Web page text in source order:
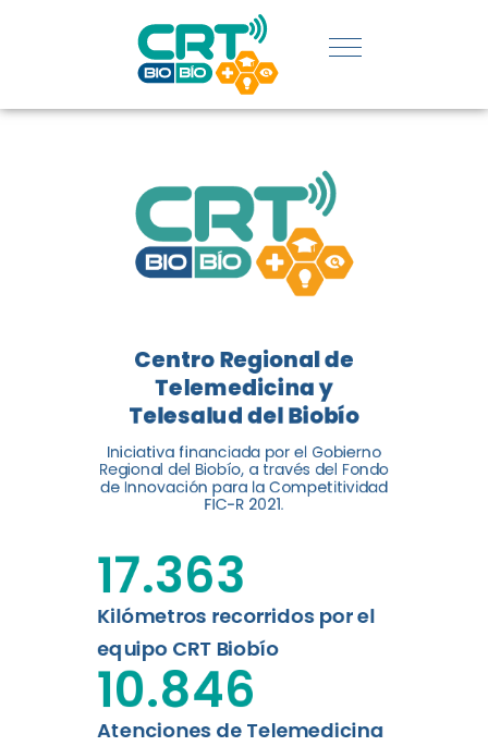
REGIÓN:
CONOCE
LOGROS
DE CRT
BIOBÍO
El Centro Regional de
Telemedicina y Telesalud del
Biobío presenta el balance de
tres años acercando la salud
digital a los habitantes...
Leer más
Centro Regional de
Telemedicina y
Telesalud del Biobío
Iniciativa financiada por el Gobierno
Regional del Biobío, a través del Fondo
de Innovación para la Competitividad
FIC-R 2021.
Kilómetros recorridos por el
equipo CRT Biobío
17.363
Atenciones de Telemedicina
10.846